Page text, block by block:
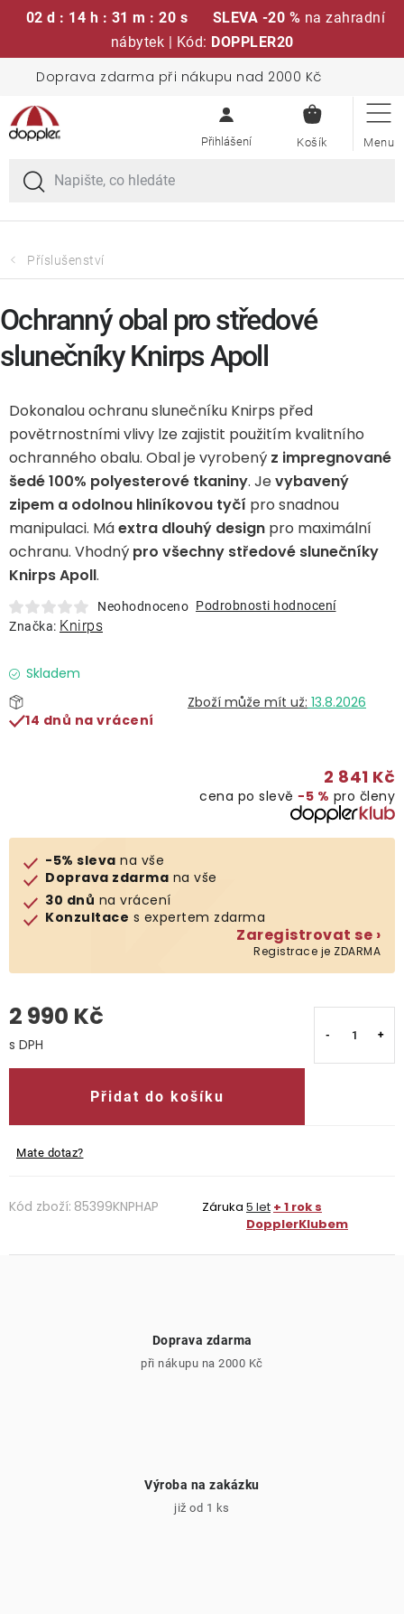
02 d : 14 h : 31 m : 20 s SLEVA -20 % na zahradní
nábytek | Kód: DOPPLER20
obsah
Doprava zdarma při nákupu nad 2000 Kč
KOŠÍK
Sedací soupravy
Slunečníky
Křesla a židle
Lavice a houpačky
Lehátka
Doplňky
Deštníky
Gastro produkty
Kolekce
Kontakty
Příslušenství
Dokonalou ochranu slunečníku Knirps před
povětrnostními vlivy lze zajistit použitím kvalitního
ochranného obalu. Obal je vyrobený z impregnované
šedé 100% polyesterové tkaniny. Jevybavený
zipem a odolnou hliníkovou tyčí pro snadnou
manipulaci. Máextra dlouhý design pro maximální
ochranu. Vhodný pro všechny středové slunečníky
Knirps Apoll.
Neohodnoceno Podrobnosti hodnocení
Značka: Knirps
Skladem
13.8.2026
14 dnů na vrácení
2 841 Kč
cena po slevě −5 % pro členy
-5% sleva na vše
Doprava zdarma na vše
30 dnů na vrácení
Konzultace s expertem zdarma
Zaregistrovat se ›
Registrace je ZDARMA
2 990 Kč
Přidat do košíku
Mate dotaz?
Kód zboží: 85399KNPHAP Záruka 5 let + 1 rok s
DopplerKlubem
Ochranný obal pro středové
slunečníky Knirps Apoll
Doprava zdarma
při nákupu na 2000 Kč
Výroba na zakázku
již od 1 ks